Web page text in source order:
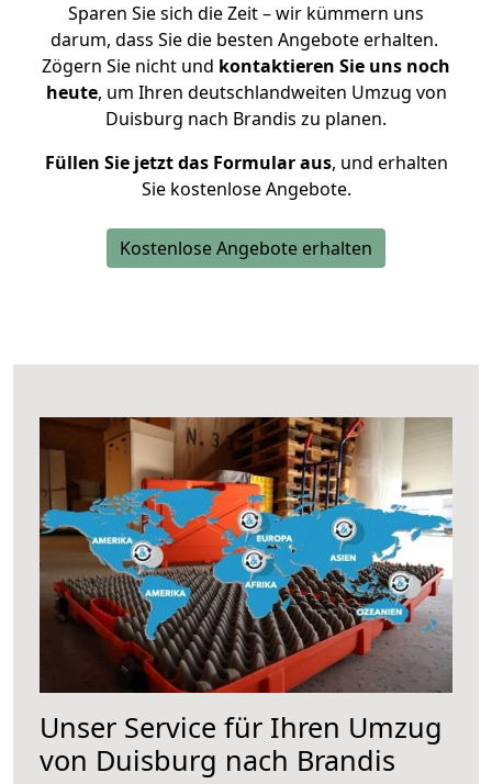
Sparen Sie sich die Zeit – wir kümmern uns
darum, dass Sie die besten Angebote erhalten.
Zögern Sie nicht und kontaktieren Sie uns noch
heute, um Ihren deutschlandweiten Umzug von
Duisburg nach Brandis zu planen.
Füllen Sie jetzt das Formular aus, und erhalten
Sie kostenlose Angebote.
Kostenlose Angebote erhalten
Unser Service für Ihren Umzug
von Duisburg nach Brandis